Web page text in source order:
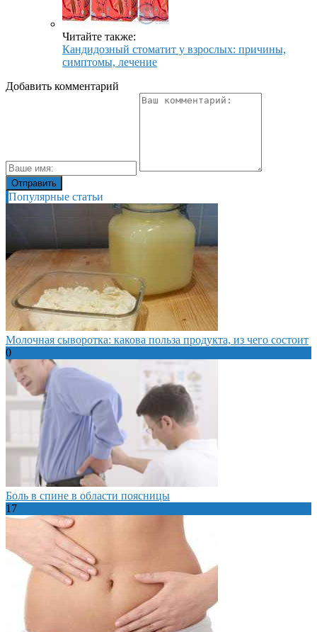
Читайте также:
Кандидозный стоматит у взрослых: причины,
симптомы, лечение
Добавить комментарий
Популярные статьи
Молочная сыворотка: какова польза продукта, из чего состоит
0
Боль в спине в области поясницы
17